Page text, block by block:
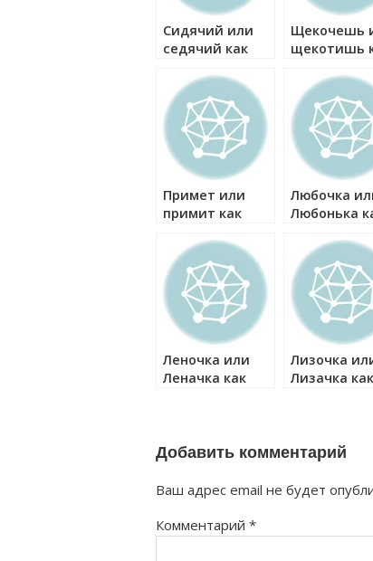
Сидячий или
седячий как
Щекочешь
щекотишь
Примет или
примит как
Любочка
Любонька
Леночка или
Леначка как
Лизочка
Лизачка как
Добавить комментарий
Ваш адрес email не будет
Комментарий *